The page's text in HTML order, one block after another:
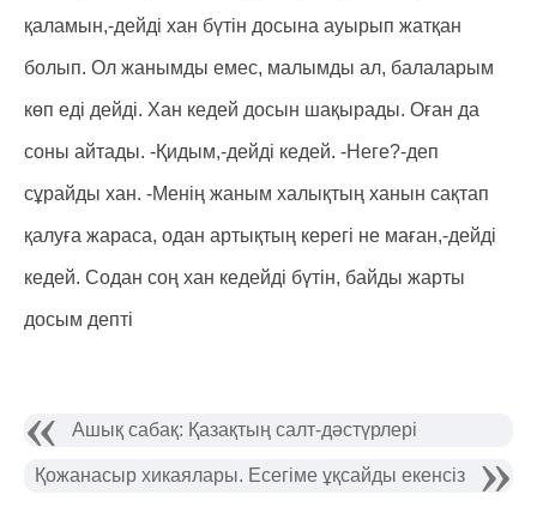
қаламын,-дейді хан бүтін досына ауырып жатқан
болып. Ол жанымды емес, малымды ал, балаларым
көп еді дейді. Хан кедей досын шақырады. Оған да
соны айтады. -Қидым,-дейді кедей. -Неге?-деп
сұрайды хан. -Менің жаным халықтың ханын сақтап
қалуға жараса, одан артықтың керегі не маған,-дейді
кедей. Содан соң хан кедейді бүтін, байды жарты
досым депті
Ашық сабақ: Қазақтың салт-дәстүрлері
Қожанасыр хикаялары. Есегіме ұқсайды екенсіз